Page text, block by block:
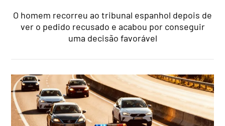
O homem recorreu ao tribunal espanhol depois de
ver o pedido recusado e acabou por conseguir
uma decisão favorável